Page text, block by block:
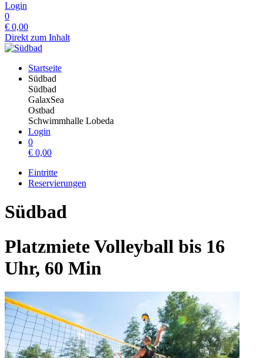
Login
0
€ 0,00
Direkt zum Inhalt
Startseite
Südbad
Südbad
GalaxSea
Ostbad
Schwimmhalle Lobeda
Login
0
€ 0,00
Eintritte
Reservierungen
Südbad
Platzmiete Volleyball bis 16
Uhr, 60 Min